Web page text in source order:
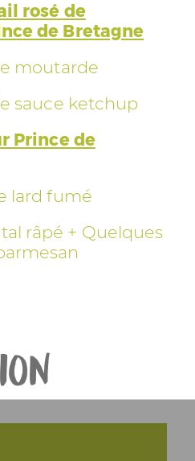
rosé de
de Bretagne
moutarde
sauce ketchup
Prince de
lard fumé
râpé + Quelques